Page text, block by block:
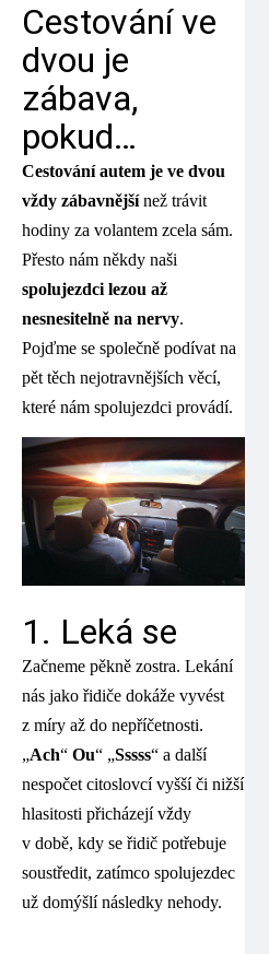
Cestování ve
dvou je
zábava,
pokud…
Cestování autem je ve dvou
vždy zábavnějšínež trávit
hodiny za volantem zcela sám.
Přesto nám někdy naši
spolujezdci lezou až
nesnesitelně na nervy.
Pojďme se společně podívat na
pět těch nejotravnějších věcí,
které nám spolujezdci provádí.
1. Leká se
Začneme pěkně zostra. Lekání
nás jako řidiče dokáže vyvést
z míry až do nepříčetnosti.
„Ach“ Ou“ „Sssss“ a další
nespočet citoslovcí vyšší či nižší
hlasitosti přicházejí vždy
v době, kdy se řidič potřebuje
soustředit, zatímco spolujezdec
už domýšlí následky nehody.